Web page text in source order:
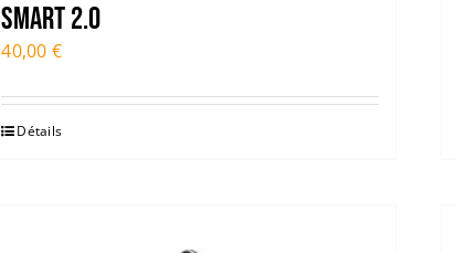
Smart 2.0
40,00 €
Détails